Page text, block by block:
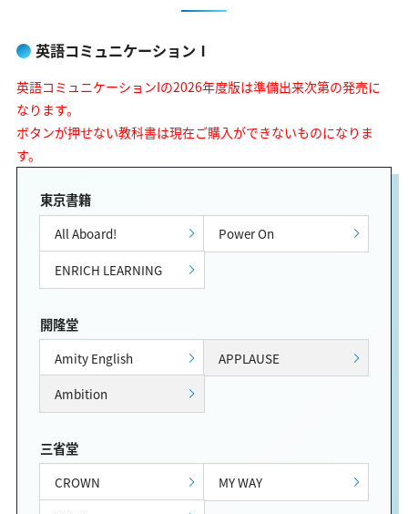
英語コミュニケーションⅠ
英語コミュニケーションIの2026年度版は準備出来次第の発売に
なります。
ボタンが押せない教科書は現在ご購入ができないものになりま
す。
東京書籍
All Aboard!
Power On
ENRICH LEARNING
開隆堂
Amity English
APPLAUSE
Ambition
三省堂
CROWN
MY WAY